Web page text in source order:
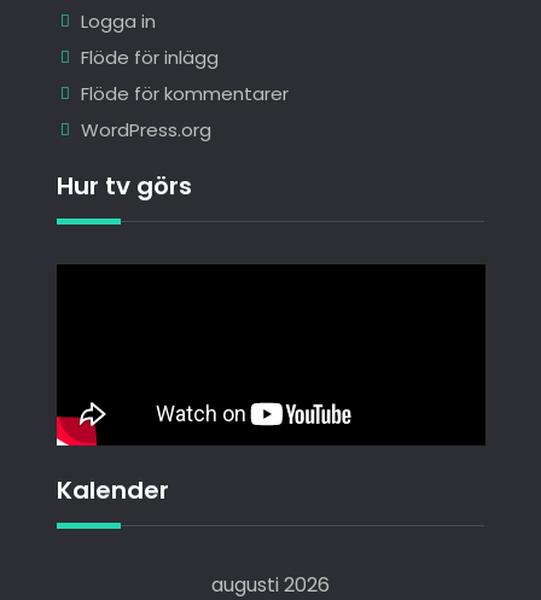
Logga in
Flöde för inlägg
Flöde för kommentarer
WordPress.org
Hur tv görs
Kalender
augusti 2026